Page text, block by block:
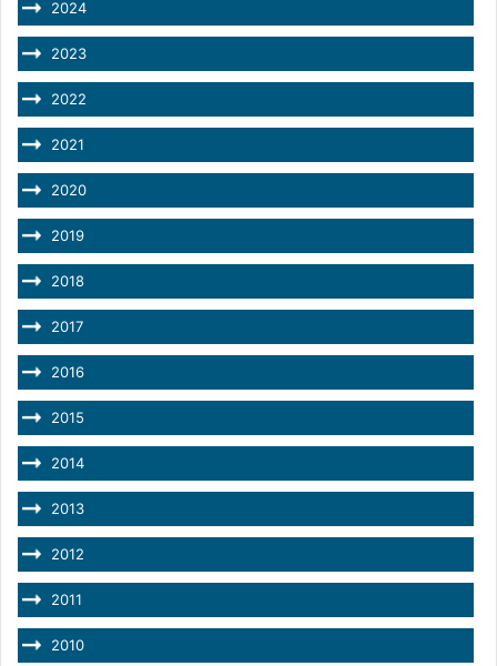
2024
2023
2022
2021
2020
2019
2018
2017
2016
2015
2014
2013
2012
2011
2010